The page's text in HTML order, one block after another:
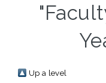
Up a level